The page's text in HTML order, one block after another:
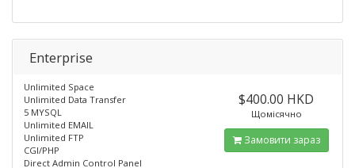
Enterprise
Unlimited Space
Unlimited Data Transfer
5 MYSQL
Unlimited EMAIL
Unlimited FTP
CGI/PHP
Direct Admin Control Panel
$400.00 HKD
Щомісячно
Замовити зараз